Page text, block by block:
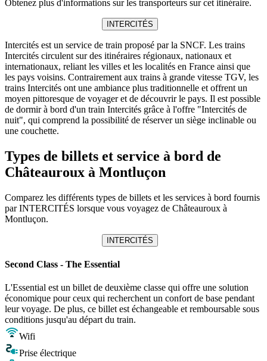
Obtenez plus d'informations sur les transporteurs sur cet itinéraire.
INTERCITÉS
Intercités est un service de train proposé par la SNCF. Les trains
Intercités circulent sur des itinéraires régionaux, nationaux et
internationaux, reliant les villes et les localités en France ainsi que
les pays voisins. Contrairement aux trains à grande vitesse TGV, les
trains Intercités ont une ambiance plus traditionnelle et offrent un
moyen pittoresque de voyager et de découvrir le pays. Il est possible
de dormir à bord d'un train Intercités grâce à l'offre "Intercités de
nuit", qui comprend la possibilité de réserver un siège inclinable ou
une couchette.
Types de billets et service à bord de
Châteauroux à Montluçon
Comparez les différents types de billets et les services à bord fournis
par INTERCITÉS lorsque vous voyagez de Châteauroux à
Montluçon.
INTERCITÉS
Second Class - The Essential
L'Essential est un billet de deuxième classe qui offre une solution
économique pour ceux qui recherchent un confort de base pendant
leur voyage. De plus, ce billet est échangeable et remboursable sous
conditions jusqu'au départ du train.
Wifi
Prise électrique